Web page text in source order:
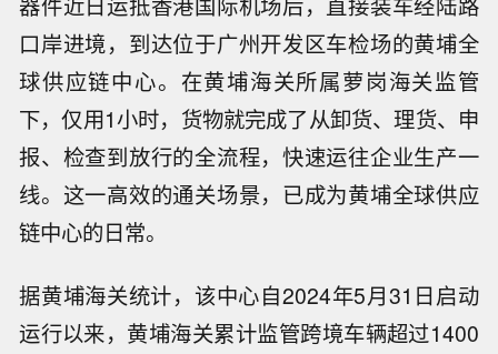
口岸进境，到达位于广州开发区车检场的黄埔全
球供应链中心。在黄埔海关所属萝岗海关监管
下，仅用1小时，货物就完成了从卸货、理货、申
报、检查到放行的全流程，快速运往企业生产一
线。这一高效的通关场景，已成为黄埔全球供应
链中心的日常。
据黄埔海关统计，该中心自2024年5月31日启动
运行以来，黄埔海关累计监管跨境车辆超过1400